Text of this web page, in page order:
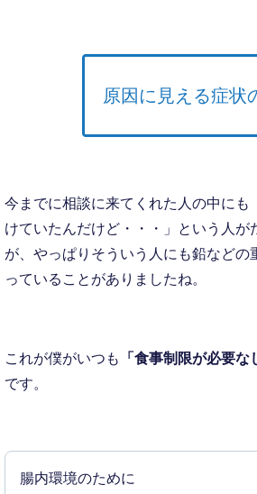
原因に見える症状
今までに相談に来てくれた人の中にも
けていたんだけど・・・」という人が
が、やっぱりそういう人にも鉛などの
っていることがありましたね。
これが僕がいつも 「食事制限が必要な
です。
腸内環境のために